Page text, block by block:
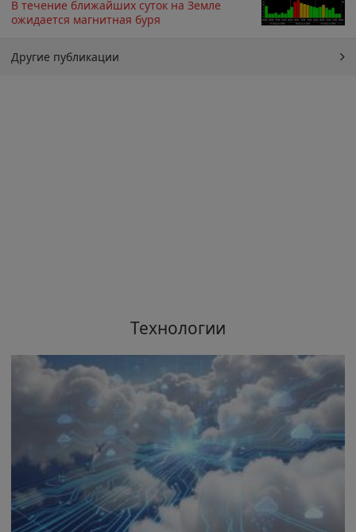
В течение ближайших суток на Земле
ожидается магнитная буря
Другие публикации
Технологии